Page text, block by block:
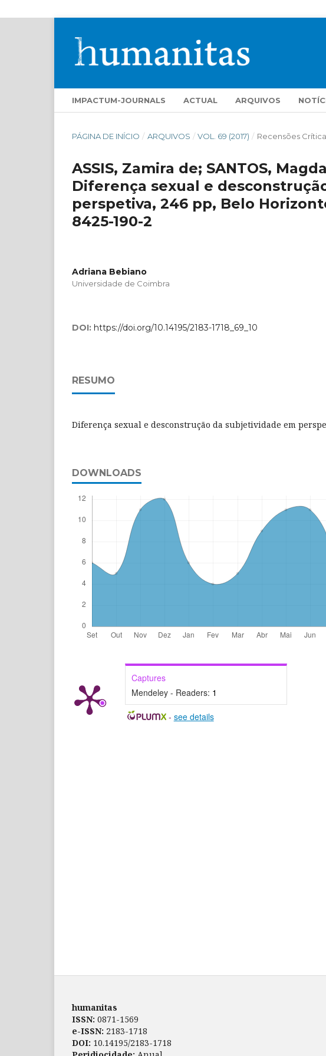
IMPACTUM-JOURNALS ACTUAL ARQUIVOS
PÁGINA DE INÍCIO / ARQUIVOS / VOL. 69 (2017) / Recensões
ASSIS, Zamira de; SANTOS,
Diferença sexual e
perspetiva, 246 pp, Belo
8425-190-2
Adriana Bebiano
Universidade de Coimbra
DOI: https://doi.org/10.14195/2183-1718_69_10
RESUMO
Diferença sexual e desconstrução da subjetividade em
DOWNLOADS
Captures
Mendeley - Readers: 1
- see details
humanitas
ISSN: 0871-1569
e-ISSN: 2183-1718
DOI: 10.14195/2183-1718